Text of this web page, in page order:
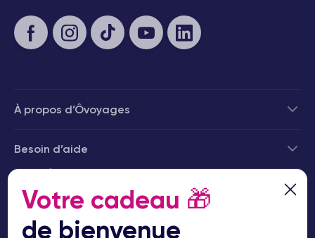
À propos d’Ôvoyages
Besoin d’aide
Votre cadeau 🎁
de bienvenue